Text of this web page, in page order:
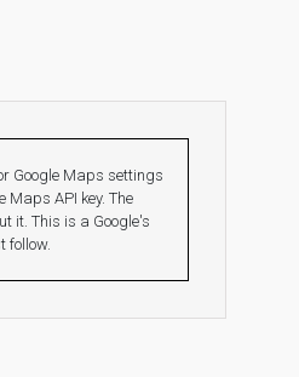
Google Maps settings
Maps API key. The
it. This is a Google's
follow.